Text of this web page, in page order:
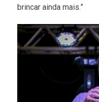
brincar ainda mais.”